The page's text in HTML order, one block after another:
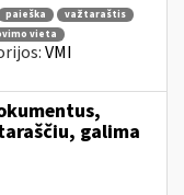
paieška
važtaraštis
vieta
VMI
galima